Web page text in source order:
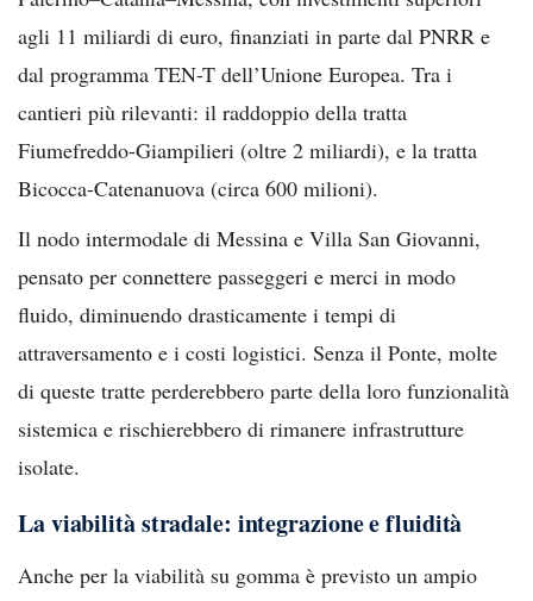
agli 11 miliardi di euro, finanziati in parte dal PNRR e
dal programma TEN-T dell’Unione Europea. Tra i
cantieri più rilevanti: il raddoppio della tratta
Fiumefreddo-Giampilieri (oltre 2 miliardi), e la tratta
Bicocca-Catenanuova (circa 600 milioni).
Il nodo intermodale di Messina e Villa San Giovanni,
pensato per connettere passeggeri e merci in modo
fluido, diminuendo drasticamente i tempi di
attraversamento e i costi logistici. Senza il Ponte, molte
di queste tratte perderebbero parte della loro funzionalità
sistemica e rischierebbero di rimanere infrastrutture
isolate.
La viabilità stradale: integrazione e fluidità
Anche per la viabilità su gomma è previsto un ampio